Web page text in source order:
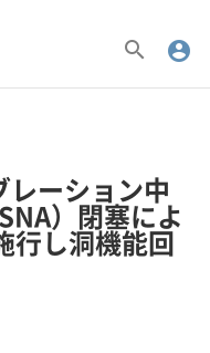
search account_circle
ーション中
）閉塞によ
行し洞機能回